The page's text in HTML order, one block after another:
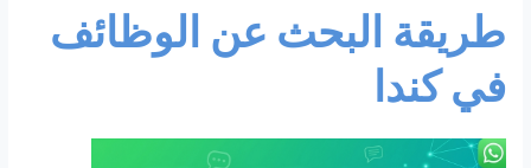
طريقة البحث عن الوظائف
في كندا